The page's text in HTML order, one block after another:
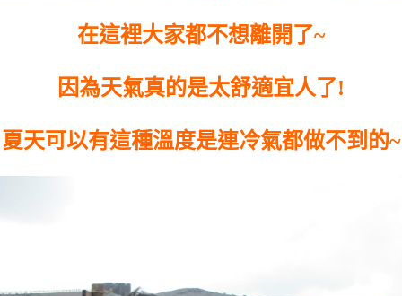
在這裡大家都不想離開了~
因為天氣真的是太舒適宜人了!
夏天可以有這種溫度是連冷氣都做不到的~